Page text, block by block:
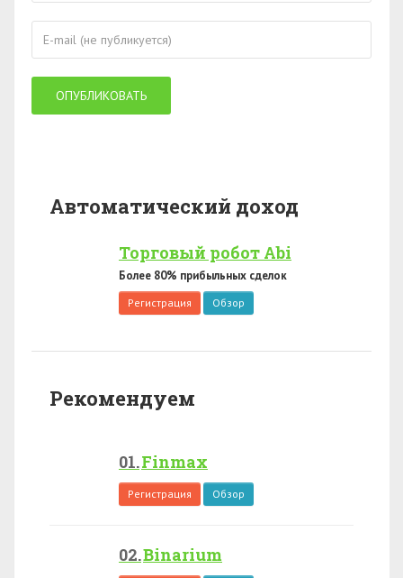
Автоматический доход
Торговый робот Abi
Более 80% прибыльных сделок
Регистрация Обзор
Рекомендуем
Finmax
Регистрация Обзор
Binarium